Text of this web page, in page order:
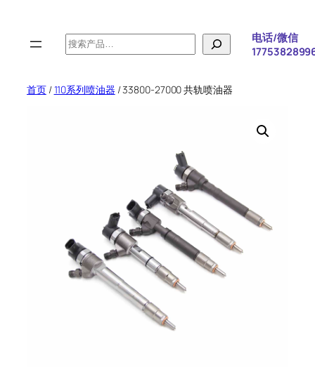
搜
索
电话/微信
首页/110系列喷油器 / 33800-27000 共轨喷油器